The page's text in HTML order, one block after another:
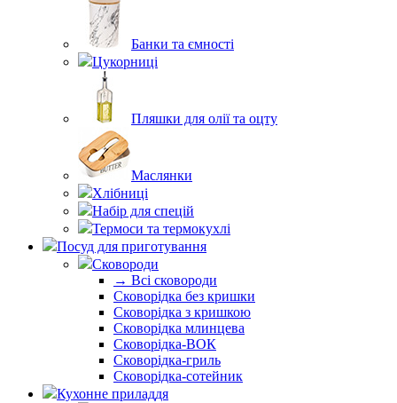
Банки та ємності
Цукорниці
Пляшки для олії та оцту
Маслянки
Хлібниці
Набір для спецій
Термоси та термокухлі
Посуд для приготування
Сковороди
→ Всі сковороди
Сковорідка без кришки
Сковорідка з кришкою
Сковорідка млинцева
Сковорідка-ВОК
Сковорідка-гриль
Сковорідка-сотейник
Кухонне приладдя